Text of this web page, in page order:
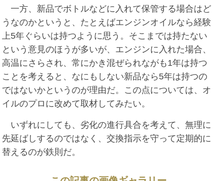
一方、新品でボトルなどに入れて保管する場合はど
うなのかというと、たとえばエンジンオイルなら経験
上5年ぐらいは持つように思う。そこまでは持たない
という意見のほうが多いが、エンジンに入れた場合、
高温にさらされ、常にかき混ぜられながも1年は持つ
ことを考えると、なにもしない新品なら5年は持つの
ではないかというのが理由だ。この点については、オ
イルのプロに改めて取材してみたい。
いずれにしても、劣化の進行具合を考えて、無理に
先延ばしするのではなく、交換指示を守って定期的に
替えるのが鉄則だ。